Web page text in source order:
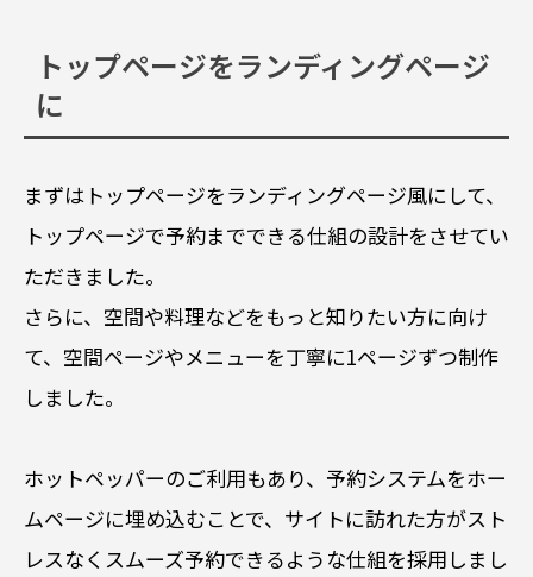
トップページをランディングページ
に
まずはトップページをランディングページ風にして、
トップページで予約までできる仕組の設計をさせてい
ただきました。
さらに、空間や料理などをもっと知りたい方に向け
て、空間ページやメニューを丁寧に1ページずつ制作
しました。
ホットペッパーのご利用もあり、予約システムをホー
ムページに埋め込むことで、サイトに訪れた方がスト
レスなくスムーズ予約できるような仕組を採用しまし